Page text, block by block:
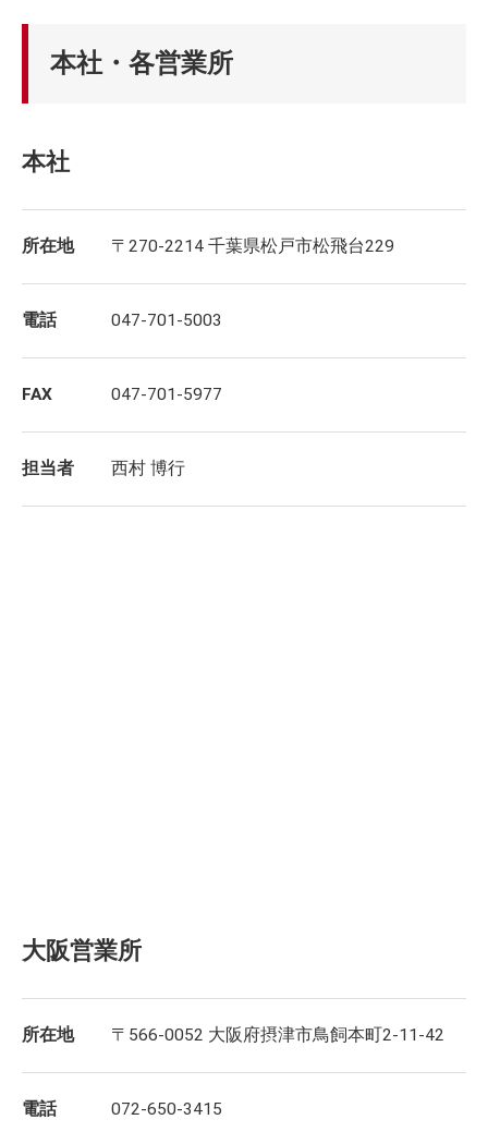
本社・各営業所
本社
所在地 〒270-2214 千葉県松戸市松飛台229
電話 047-701-5003
FAX 047-701-5977
担当者 西村 博行
大阪営業所
所在地 〒566-0052 大阪府摂津市鳥飼本町2-11-42
電話 072-650-3415